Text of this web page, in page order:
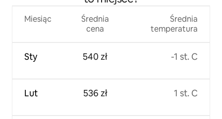
Miesiąc
Sty
Lut
Średnia
cena
540 zł
536 zł
Średnia
temperatura
-1 st. C
1 st. C